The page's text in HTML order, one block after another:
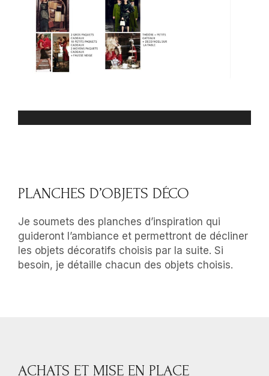
PLANCHES D’OBJETS DÉCO
Je soumets des planches d’inspiration qui
guideront l’ambiance et permettront de décliner
les objets décoratifs choisis par la suite. Si
besoin, je détaille chacun des objets choisis.
ACHATS ET MISE EN PLACE